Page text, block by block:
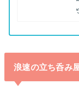
浪速の立ち呑み